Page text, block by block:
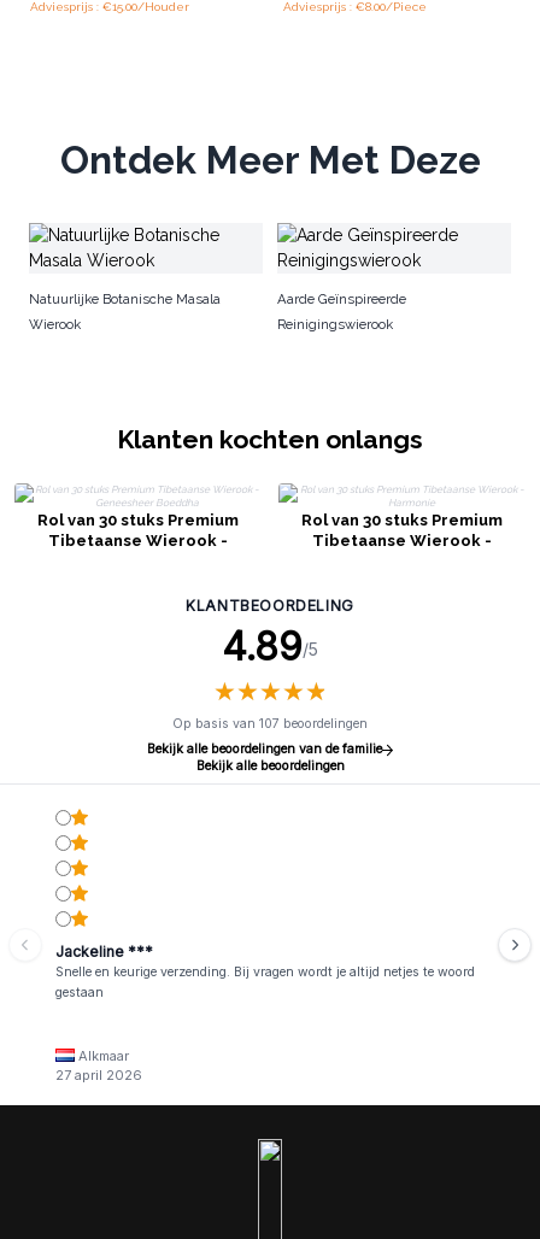
Adviesprijs : €15.00/Houder Adviesprijs : €8.00/Piece
Ontdek Meer Met Deze
Natuurlijke Botanische Masala
Wierook
Aarde Geïnspireerde
Reinigingswierook
Klanten kochten onlangs
Rol van 30 stuks Premium
Tibetaanse Wierook -
Rol van 30 stuks Premium
Tibetaanse Wierook -
KLANTBEOORDELING
4.89/5
★★★★★
★★★★★
Op basis van 107 beoordelingen
Bekijk alle beoordelingen van de familie
Bekijk alle beoordelingen
Jackeline ***
Snelle en keurige verzending. Bij vragen wordt je altijd netjes te woord
gestaan
Alkmaar
27 april 2026